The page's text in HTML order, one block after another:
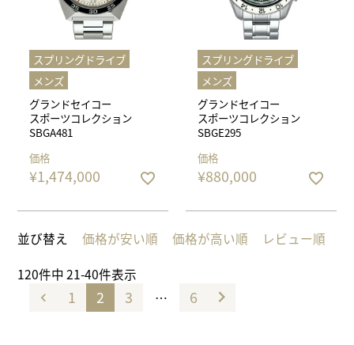
スプリングドライブ
メンズ
グランドセイコー
スポーツコレクション
SBGA481
価格
¥1,474,000
スプリングドライブ
メンズ
グランドセイコー
スポーツコレクション
SBGE295
価格
¥880,000
並び替え 価格が安い順 価格が高い順
レビュー順
120件中 21-40件表示
1 2 3 … 6